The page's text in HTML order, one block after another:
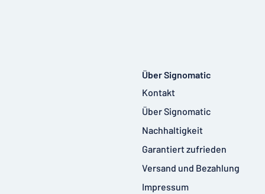
Über Signomatic
Kontakt
Über Signomatic
Nachhaltigkeit
Garantiert zufrieden
Versand und Bezahlung
Impressum